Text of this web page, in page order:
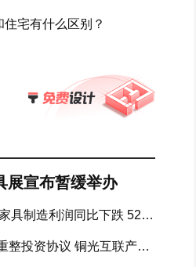
住宅有什么区别？
展宣布暂缓举办
具制造利润同比下跌 52.
整投资协议 铜光互联产融